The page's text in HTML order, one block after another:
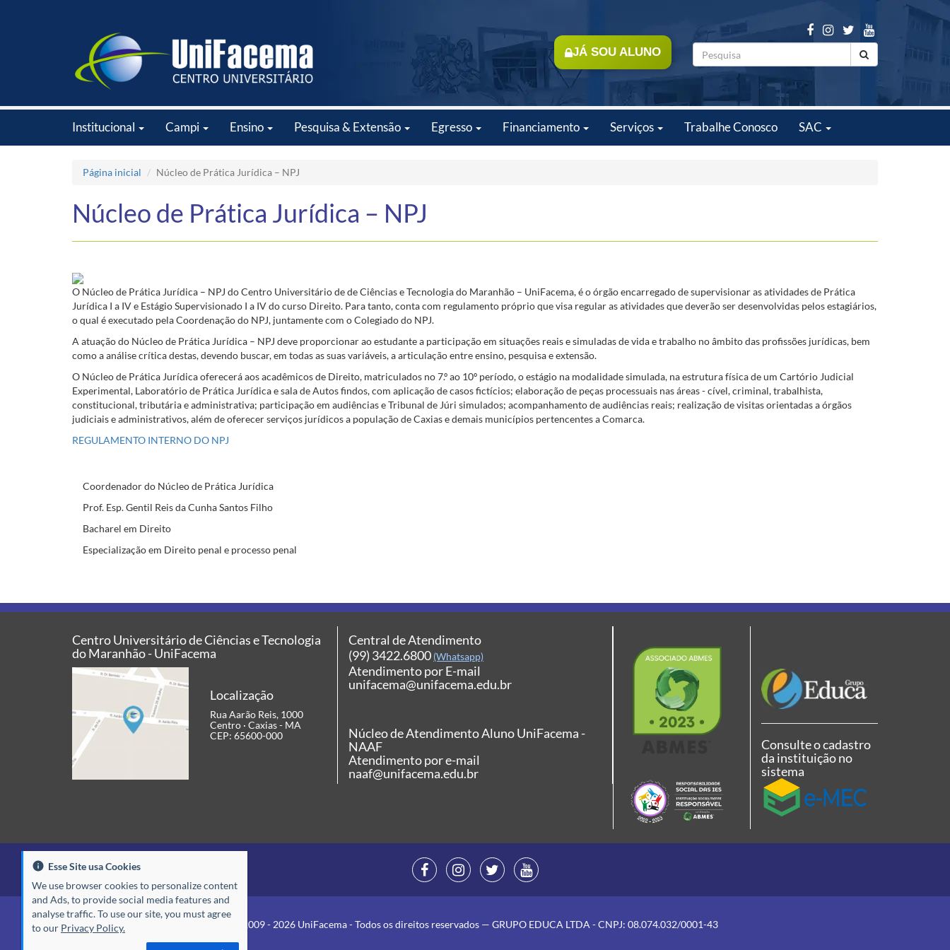
Esse Site usa Cookies
We use browser cookies to personalize content
and Ads, to provide social media features and
analyse traffic. To use our site, you must agree
to our Privacy Policy.
JÁ SOU ALUNO
Institucional Campi Ensino Pesquisa & Extensão Egresso Financiamento Serviços Trabalhe Conosco SAC
Página inicial Núcleo de Prática Jurídica – NPJ
Núcleo de Prática Jurídica – NPJ
O Núcleo de Prática Jurídica – NPJ do Centro Universitário de de Ciências e Tecnologia do Maranhão – UniFacema, é o órgão encarregado de supervisionar as atividades de Prática
Jurídica I a IV e Estágio Supervisionado I a IV do curso Direito. Para tanto, conta com regulamento próprio que visa regular as atividades que deverão ser desenvolvidas pelos estagiários,
o qual é executado pela Coordenação do NPJ, juntamente com o Colegiado do NPJ.
A atuação do Núcleo de Prática Jurídica – NPJ deve proporcionar ao estudante a participação em situações reais e simuladas de vida e trabalho no âmbito das profissões jurídicas, bem
como a análise crítica destas, devendo buscar, em todas as suas variáveis, a articulação entre ensino, pesquisa e extensão.
O Núcleo de Prática Jurídica oferecerá aos acadêmicos de Direito, matriculados no 7.º ao 10º período, o estágio na modalidade simulada, na estrutura física de um Cartório Judicial
Experimental, Laboratório de Prática Jurídica e sala de Autos findos, com aplicação de casos fictícios; elaboração de peças processuais nas áreas - cível, criminal, trabalhista,
constitucional, tributária e administrativa; participação em audiências e Tribunal de Júri simulados; acompanhamento de audiências reais; realização de visitas orientadas a órgãos
judiciais e administrativos, além de oferecer serviços jurídicos a população de Caxias e demais municípios pertencentes a Comarca.
REGULAMENTO INTERNO DO NPJ
Coordenador do Núcleo de Prática Jurídica
Prof. Esp. Gentil Reis da Cunha Santos Filho
Bacharel em Direito
Especialização em Direito penal e processo penal
Centro Universitário de Ciências e Tecnologia
do Maranhão - UniFacema
Localização
Rua Aarão Reis, 1000
Centro · Caxias - MA
CEP: 65600-000
Central de Atendimento
(99) 3422.6800 (Whatsapp)
Atendimento por E-mail
unifacema@unifacema.edu.br
Núcleo de Atendimento Aluno UniFacema -
NAAF
Atendimento por e-mail
naaf@unifacema.edu.br
Consulte o cadastro
da instituição no
sistema
© 2009 - 2026 UniFacema - Todos os direitos reservados — GRUPO EDUCA LTDA - CNPJ: 08.074.032/0001-43